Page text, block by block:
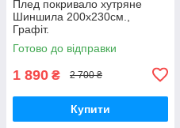
Плед покривало хутряне
Шиншила 200х230см.,
Графіт.
Готово до відправки
1 890 ₴ 2 700 ₴
Купити